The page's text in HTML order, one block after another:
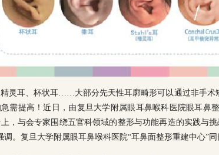
灵耳、杯状耳……大部分先天性耳廓畸形可以通过非手术
需提高！近日，由复旦大学附属眼耳鼻喉科医院眼耳鼻
，与会专家围绕五官科领域的整形与功能再造的实践与
调。复旦大学附属眼耳鼻喉科医院“耳鼻面整形重建中心”同